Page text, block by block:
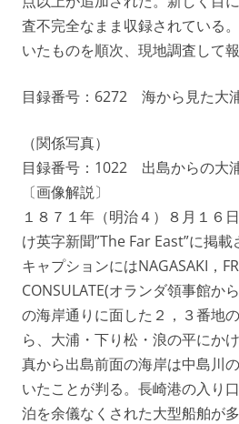
査不完全なまま収録されている
いたものを順次、現地調査して報
目録番号：6272 海から見た大
（関係写真）
目録番号：1022 出島からの大
〔画像解説〕
１８７１年（明治４）８月１６
け英字新聞”The Far East”に掲載
キャプションにはNAGASAKI，
CONSULATE(オランダ領事館か
の海岸通りに面した２，３番地
ら、大浦・下り松・浪の平にか
真から出島前面の海岸は中島川
いたことが判る。長崎港の入り
泊を余儀なくされた大型船舶が